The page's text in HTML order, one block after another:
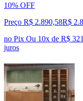
10% OFF
Preço R$ 2.890,58R$
no Pix Ou 10x de R$
juros